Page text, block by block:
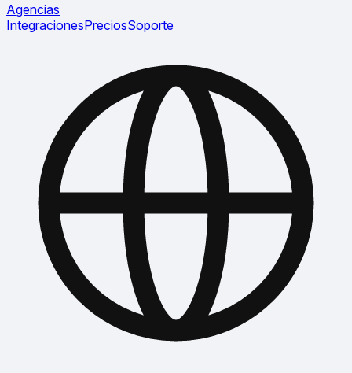
Agencias
IntegracionesPreciosSoporte